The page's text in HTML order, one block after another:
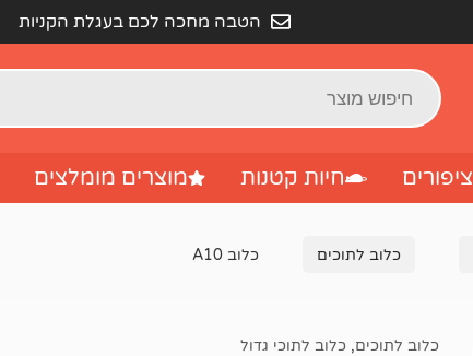
הטבה מחכה לכם בעגלת הקניות
ציפורים חיות קטנות מוצרים מומלצים
כלוב לתוכים כלוב A10
כלוב לתוכים, כלוב לתוכי גדול